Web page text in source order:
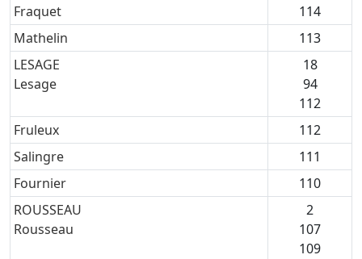
Fraquet
114
Mathelin
113
LESAGE
Lesage
18
94
112
Fruleux
112
Salingre
111
Fournier
110
ROUSSEAU
Rousseau
2
107
109